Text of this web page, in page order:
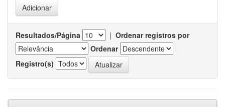
Resultados/Página | Ordenar registros por
Ordenar
Registro(s)